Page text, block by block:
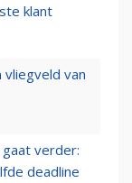
klant
van
verder:
deadline